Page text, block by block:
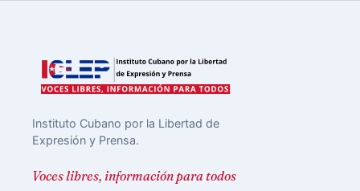
Instituto Cubano por la Libertad de
Expresión y Prensa.
Voces libres, información para todos